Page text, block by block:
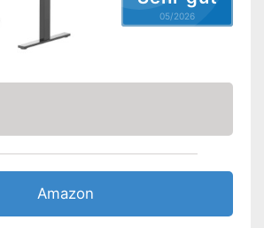
05/2026
Amazon